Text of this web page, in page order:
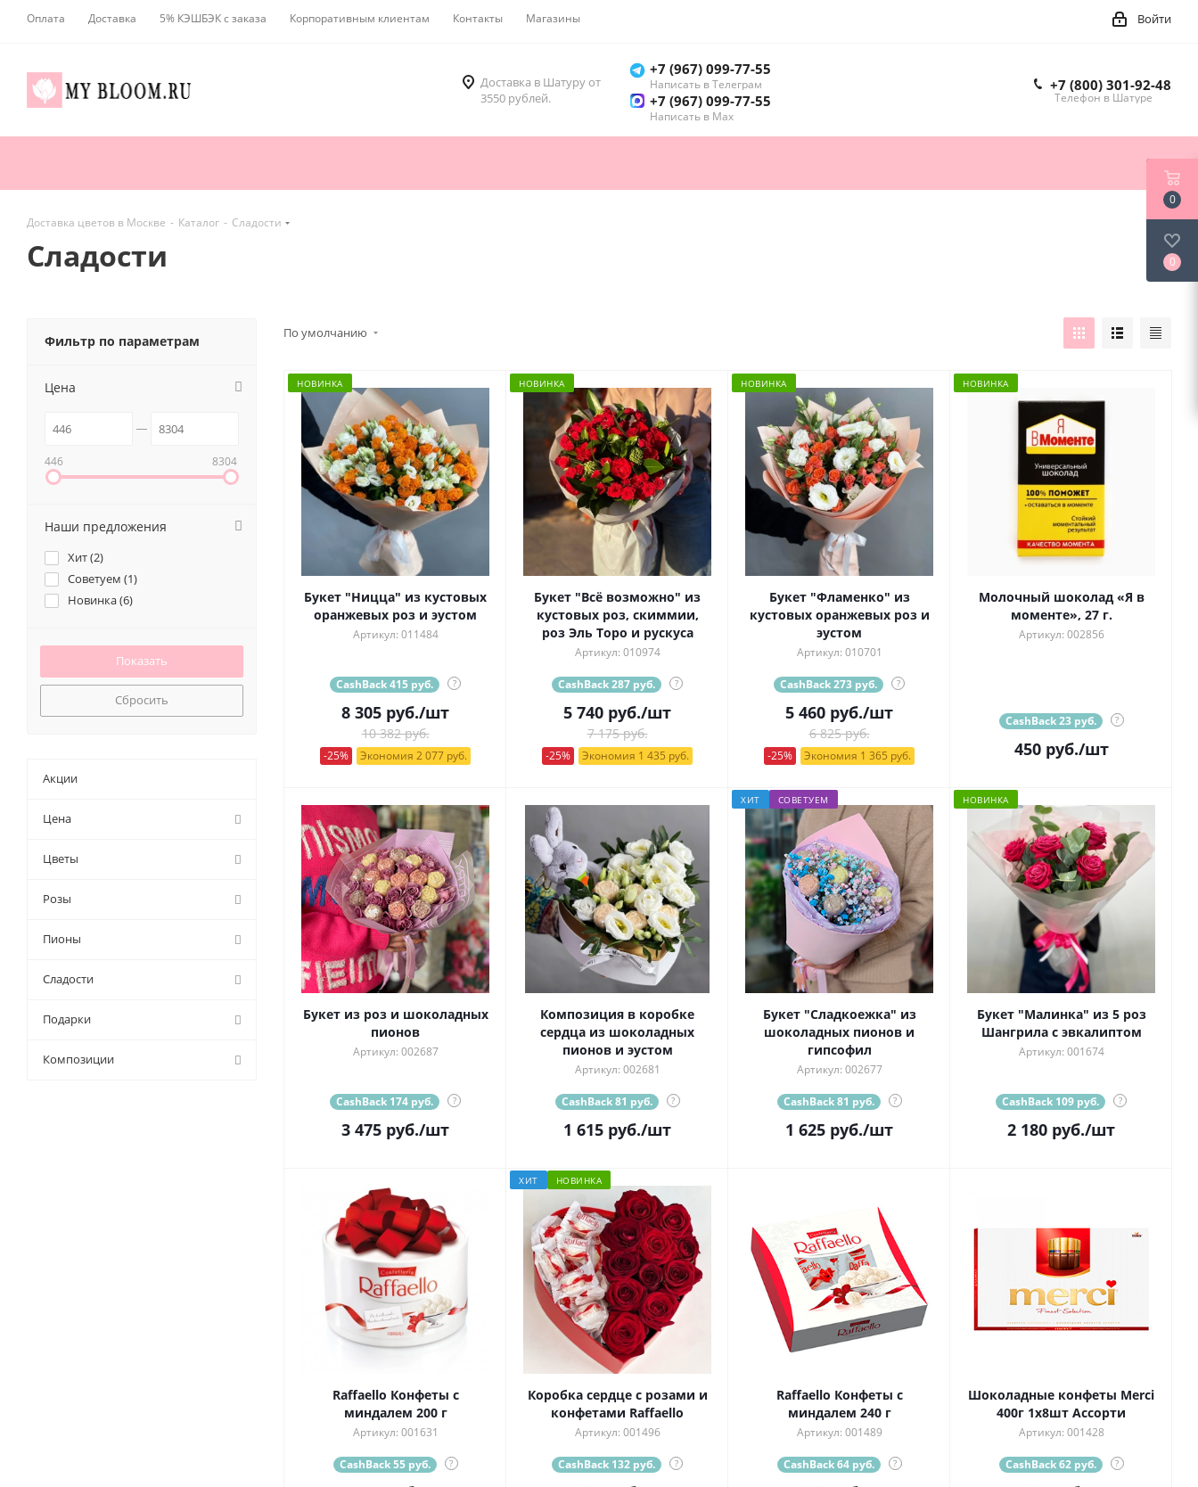
Оплата Доставка 5% КЭШБЭК с заказа Корпоративным клиентам Контакты Магазины Войти
Доставка в Шатуру от
3550 рублей.
+7 (967) 099-77-55
Написать в Телеграм
+7 (967) 099-77-55
Написать в Мах
+7 (800) 301-92-48
Телефон в Шатуре
Доставка цветов в Москве - Каталог - Сладости
Сладости
По умолчанию
НОВИНКА
Букет "Ницца" из кустовых
оранжевых роз и эустом
Артикул: 011484
CashBack 415 руб. ?
8 305 руб./шт
10 382 руб.
-25% Экономия 2 077 руб.
НОВИНКА
Букет "Всё возможно" из
кустовых роз, скиммии,
роз Эль Торо и рускуса
Артикул: 010974
CashBack 287 руб. ?
5 740 руб./шт
7 175 руб.
-25% Экономия 1 435 руб.
НОВИНКА
Букет "Фламенко" из
кустовых оранжевых роз и
эустом
Артикул: 010701
CashBack 273 руб. ?
5 460 руб./шт
6 825 руб.
-25% Экономия 1 365 руб.
НОВИНКА
Молочный шоколад «Я в
моменте», 27 г.
Артикул: 002856
CashBack 23 руб. ?
450руб./шт
Букет из роз и шоколадных
пионов
Артикул: 002687
CashBack 174 руб. ?
3 475 руб./шт
Композиция в коробке
сердца из шоколадных
пионов и эустом
Артикул: 002681
CashBack 81 руб. ?
1 615 руб./шт
ХИТ СОВЕТУЕМ
Букет "Сладкоежка" из
шоколадных пионов и
гипсофил
Артикул: 002677
CashBack 81 руб. ?
1 625 руб./шт
НОВИНКА
Букет "Малинка" из 5 роз
Шангрила с эвкалиптом
Артикул: 001674
CashBack 109 руб. ?
2 180 руб./шт
Raffaello Конфеты с
миндалем 200 г
Артикул: 001631
CashBack 55 руб. ?
ХИТ НОВИНКА
Коробка сердце с розами и
конфетами Raffaello
Артикул: 001496
CashBack 132 руб. ?
Raffaello Конфеты с
миндалем 240 г
Артикул: 001489
CashBack 64 руб. ?
Шоколадные конфеты Merci
400г 1х8шт Ассорти
Артикул: 001428
CashBack 62 руб. ?
Фильтр по параметрам
Цена
446 8304
Наши предложения
Хит (2)
Советуем (1)
Новинка (6)
Сбросить
Акции
Цена
Цветы
Розы
Пионы
Сладости
Подарки
Композиции
0
0